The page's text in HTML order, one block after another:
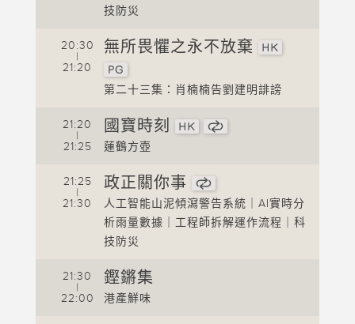
技防災
20:30
|
21:20
無所畏懼之永不放棄
第二十三集：肖楠楠告劉建明誹謗
21:20
|
21:25
國寶時刻
蓮鶴方壺
21:25
|
21:30
政正關你事
人工智能山泥傾瀉警告系統｜AI實時分
析雨量數據｜工程師拆解運作流程｜科
技防災
21:30
|
22:00
鏗鏘集
港產鮮味